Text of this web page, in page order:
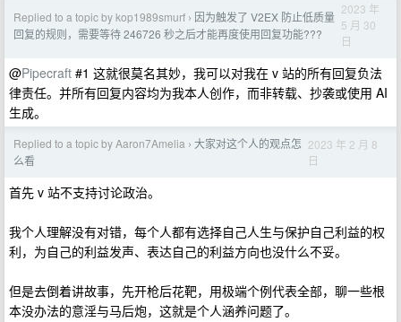
Replied to a topic by kop1989smurf › 因为触发了 V2EX 防止低质量
回复的规则，需要等待 246726 秒之后才能再度使用回复功能???
2023 年
5 月 30
日
@Pipecraft #1 这就很莫名其妙，我可以对我在 v 站的所有回复负法
律责任。并所有回复内容均为我本人创作，而非转载、抄袭或使用 AI
生成。
Replied to a topic by Aaron7Amelia › 大家对这个人的观点怎
么看
2023 年 2 月 8
日
首先 v 站不支持讨论政治。
我个人理解没有对错，每个人都有选择自己人生与保护自己利益的权
利，为自己的利益发声、表达自己的利益方向也没什么不妥。
但是去倒着讲故事，先开枪后花靶，用极端个例代表全部，聊一些根
本没办法的意淫与马后炮，这就是个人涵养问题了。